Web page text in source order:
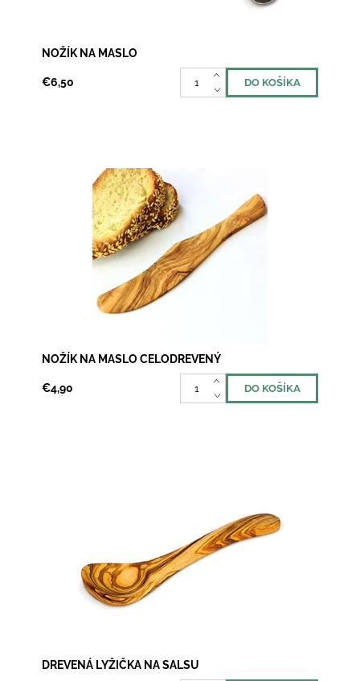
NOŽÍK NA MASLO
€6,50
Po nekonečne dlhom týždni v práci si konečne
sadáte k víkendovým raňajkám. Káva už stihla
omamne prevoňať celú kuchyňu. Vianočka, maslo a
Dostupnosť:
Skladom >10
NOŽÍK NA MASLO CELODREVENÝ
€4,90
naservírujete s luxusnou salsou alebo sviežou
omáčkou. Koľko ľudí, toľko chutí - a práve preto -...
Skladom 3
DREVENÁ LYŽIČKA NA SALSU